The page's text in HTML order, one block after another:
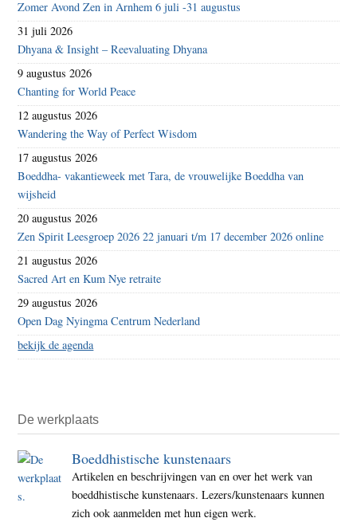
Zomer Avond Zen in Arnhem 6 juli -31 augustus
31 juli 2026
Dhyana & Insight – Reevaluating Dhyana
9 augustus 2026
Chanting for World Peace
12 augustus 2026
Wandering the Way of Perfect Wisdom
17 augustus 2026
Boeddha- vakantieweek met Tara, de vrouwelijke Boeddha van
wijsheid
20 augustus 2026
Zen Spirit Leesgroep 2026 22 januari t/m 17 december 2026 online
21 augustus 2026
Sacred Art en Kum Nye retraite
29 augustus 2026
Open Dag Nyingma Centrum Nederland
bekijk de agenda
De werkplaats
Boeddhistische kunstenaars
Artikelen en beschrijvingen van en over het werk van
boeddhistische kunstenaars. Lezers/kunstenaars kunnen
zich ook aanmelden met hun eigen werk.